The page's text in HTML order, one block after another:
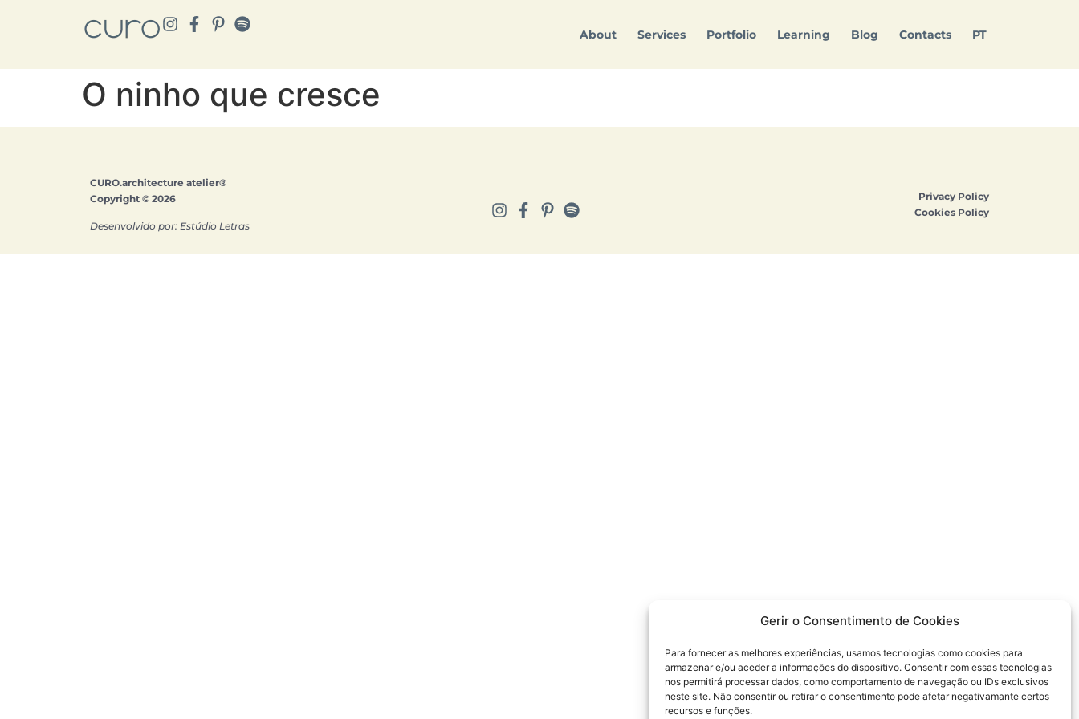
Gerir o Consentimento de Cookies
Para fornecer as melhores experiências, usamos tecnologias como cookies para
armazenar e/ou aceder a informações do dispositivo. Consentir com essas tecnologias
nos permitirá processar dados, como comportamento de navegação ou IDs exclusivos
neste site. Não consentir ou retirar o consentimento pode afetar negativamante certos
recursos e funções.
About Services Portfolio Learning Blog Contacts PT
O ninho que cresce
CURO.architecture atelier®
Copyright © 2026
Desenvolvido por: Estúdio Letras
Privacy Policy
​Cookies Policy